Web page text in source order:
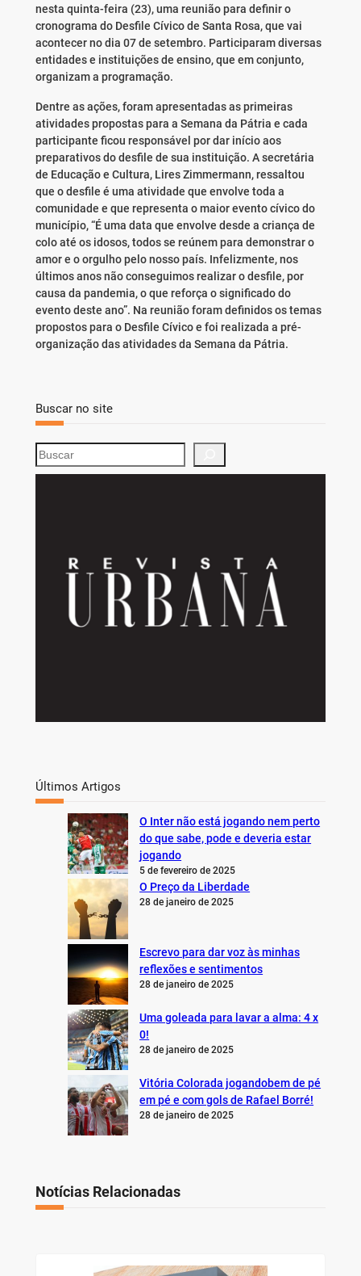
nesta quinta-feira (23), uma reunião para definir o
cronograma do Desfile Cívico de Santa Rosa, que vai
acontecer no dia 07 de setembro. Participaram diversas
entidades e instituições de ensino, que em conjunto,
organizam a programação.
Dentre as ações, foram apresentadas as primeiras
atividades propostas para a Semana da Pátria e cada
participante ficou responsável por dar início aos
preparativos do desfile de sua instituição. A secretária
de Educação e Cultura, Lires Zimmermann, ressaltou
que o desfile é uma atividade que envolve toda a
comunidade e que representa o maior evento cívico do
município, “É uma data que envolve desde a criança de
colo até os idosos, todos se reúnem para demonstrar o
amor e o orgulho pelo nosso país. Infelizmente, nos
últimos anos não conseguimos realizar o desfile, por
causa da pandemia, o que reforça o significado do
evento deste ano”. Na reunião foram definidos os temas
propostos para o Desfile Cívico e foi realizada a pré-
organização das atividades da Semana da Pátria.
Buscar no site
S
e
Últimos Artigos
O Inter não está jogando nem perto
do que sabe, pode e deveria estar
jogando
5 de fevereiro de 2025
O Preço da Liberdade
28 de janeiro de 2025
Escrevo para dar voz às minhas
reflexões e sentimentos
28 de janeiro de 2025
Uma goleada para lavar a alma: 4 x
0!
28 de janeiro de 2025
Vitória Colorada jogandobem de pé
em pé e com gols de Rafael Borré!
28 de janeiro de 2025
Notícias Relacionadas